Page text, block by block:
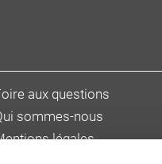
aux questions
sommes-nous
légales